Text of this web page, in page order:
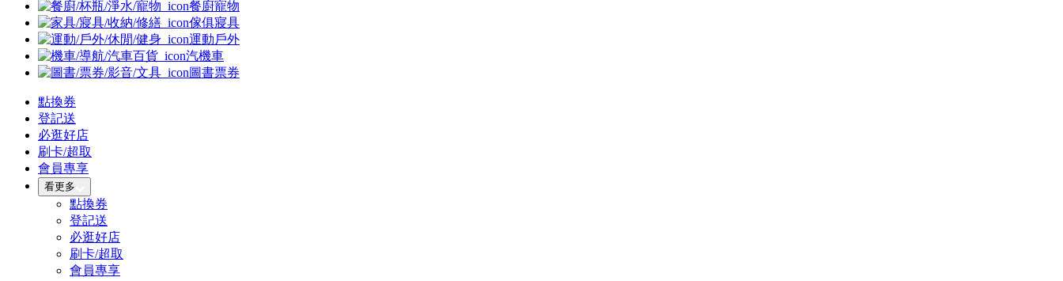
餐廚寵物
傢俱寢具
運動戶外
汽機車
圖書票券
點換券
登記送
必逛好店
刷卡/超取
會員專享
看更多
點換券
登記送
必逛好店
刷卡/超取
會員專享